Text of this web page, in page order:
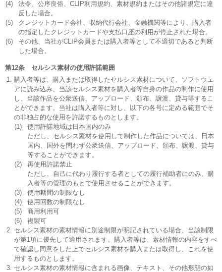
(4)
法令、公序良俗、CLIP利用規約、素材規約またはその他諸規定に違
反した場合。
(5)
クレジットカード会社、収納代行会社、金融機関等により、購入者
の指定したクレジットカードや支払口座の利用が停止された場合。
(6)
その他、当社がCLIP会員または購入者等として不適切であると判断
した場合。
第12条 セルシス素材の使用許諾範囲
購入者等は、購入または取得したセルシス素材について、ソフトウェ
アに読み込み、当該セルシス素材を購入者等自身の作品の制作に使用
し、当該作品を公衆送信、アップロード、頒布、譲渡、貸与等するこ
とができます。当社は購入者等に対し、以下の各号に定める範囲でそ
の非独占的な使用を許諾するものとします。
(1)
使用許諾地域は日本国内のみ
ただし、セルシス素材を使用して制作した作品については、日本
国内、国外を問わず公衆送信、アップロード、頒布、譲渡、貸与
等することができます。
(2)
再使用許諾禁止
ただし、自己に代わり履行する者としての履行補助者にのみ、購
入者等の管理のもとで使用させることができます。
(3)
使用期間の制限なし
(4)
使用回数の制限なし
(5)
商用利用可
(6)
複製可
セルシス素材の素材情報に別途制限が明記されている場合、当該制限
が第1項に優先して適用されます。購入者等は、素材情報の内容をすべ
て確認し同意をした上でセルシス素材を購入または取得し、これを使
用するものとします。
セルシス素材の素材情報に含まれる画像、テキスト、その他形態の如